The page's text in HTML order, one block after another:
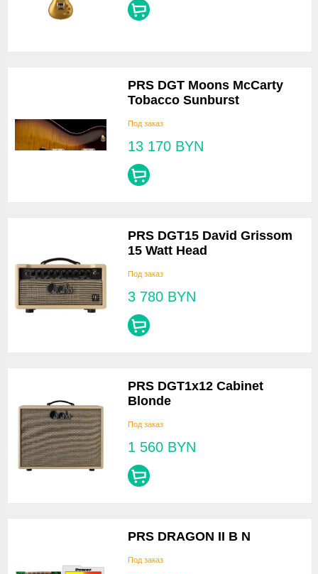
PRS DGT Moons McCarty
Tobacco Sunburst
Под заказ
13 170 BYN
PRS DGT15 David Grissom
15 Watt Head
Под заказ
3 780 BYN
PRS DGT1x12 Cabinet
Blonde
Под заказ
1 560 BYN
PRS DRAGON II B N
Под заказ